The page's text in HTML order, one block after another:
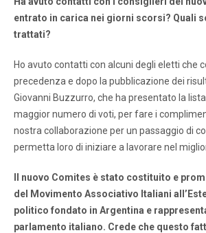
entrato in carica nei giorni scorsi? Quali
trattati?
Ho avuto contatti con alcuni degli eletti che
precedenza e dopo la pubblicazione dei
Giovanni Buzzurro, che ha presentato la
maggior numero di voti, per fare i
nostra collaborazione per un passaggio di
permetta loro di iniziare a lavorare nel
Il nuovo Comites è stato costituito e
del Movimento Associativo Italiani
politico fondato in Argentina e
parlamento italiano. Crede che questo